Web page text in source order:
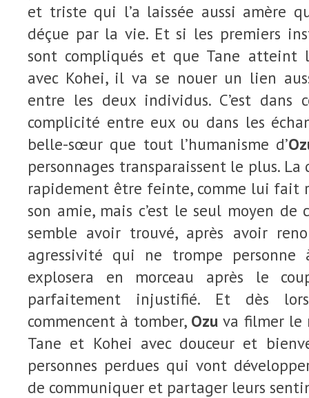
et triste qui l’a laissée aussi amère
déçue par la vie. Et si les premiers
sont compliqués et que Tane atteint
avec Kohei, il va se nouer un lien
entre les deux individus. C’est dans
complicité entre eux ou dans les
belle-sœur que tout l’humanisme d’
personnages transparaissent le plus. La
rapidement être feinte, comme lui fait
son amie, mais c’est le seul moyen de
semble avoir trouvé, après avoir
agressivité qui ne trompe
explosera en morceau après le
parfaitement injustifié. Et dès
commencent à tomber, Ozu va filmer le
Tane et Kohei avec douceur et
personnes perdues qui vont
de communiquer et partager leurs